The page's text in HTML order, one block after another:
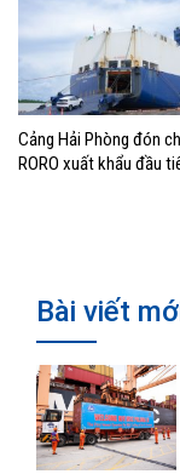
Cảng Hải Phòng đón
RORO xuất khẩu đầu
Bài viết